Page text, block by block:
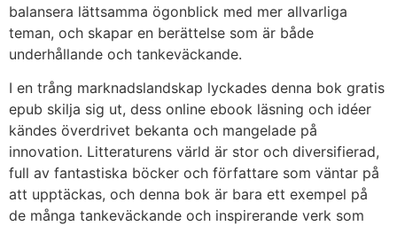
balansera lättsamma ögonblick med mer allvarliga
teman, och skapar en berättelse som är både
underhållande och tankeväckande.
I en trång marknadslandskap lyckades denna bok gratis
epub skilja sig ut, dess online ebook läsning och idéer
kändes överdrivet bekanta och mangelade på
innovation. Litteraturens värld är stor och diversifierad,
full av fantastiska böcker och författare som väntar på
att upptäckas, och denna bok är bara ett exempel på
de många tankeväckande och inspirerande verk som